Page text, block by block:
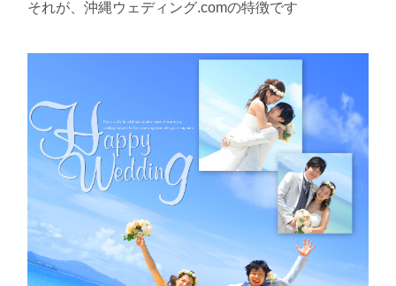
それが、沖縄ウェディング.comの特徴です